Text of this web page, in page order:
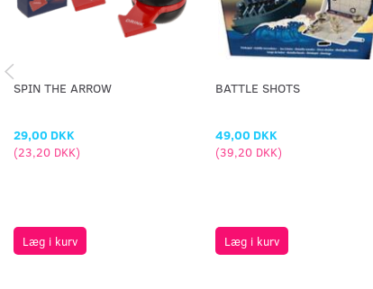
SPIN THE ARROW
29,00 DKK
(23,20 DKK)
Læg i kurv
BATTLE SHOTS
49,00 DKK
(39,20 DKK)
Læg i kurv